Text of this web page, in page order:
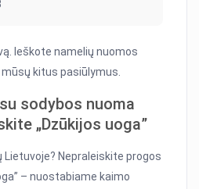
Ieškote namelių nuomos
kitus pasiūlymus.
sodybos nuoma
„Dzūkijos uoga”
Nepraleiskite progos
– nuostabiame kaimo